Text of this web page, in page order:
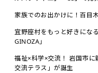
家族でのお出かけに！百目
宜野座村をもっと好きにな
GINOZA」
福祉×科学×交流！ 岩国市に
交流テラス」が誕生